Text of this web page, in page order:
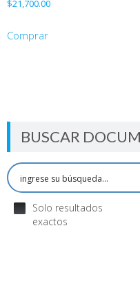
$21,700.00
Comprar
BUSCAR
Solo resultados
exactos